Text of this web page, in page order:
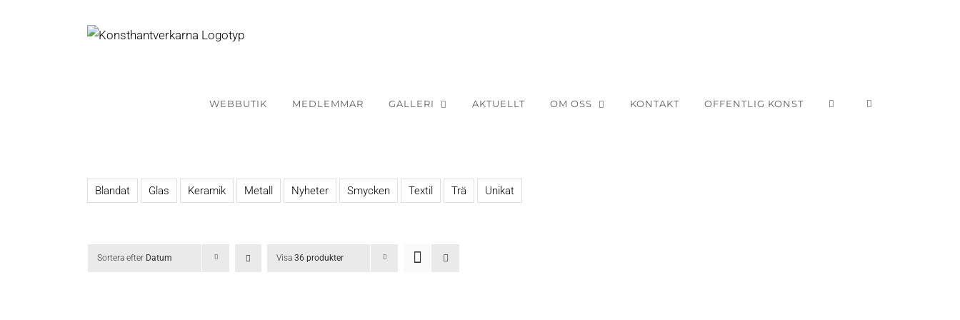
WEBBUTIK MEDLEMMAR GALLERI AKTUELLT OM OSS KONTAKT OFFENTLIG KONST
Blandat Glas Keramik Metall Nyheter Smycken Textil Trä Unikat
Sortera efter Datum Visa 36 produkter